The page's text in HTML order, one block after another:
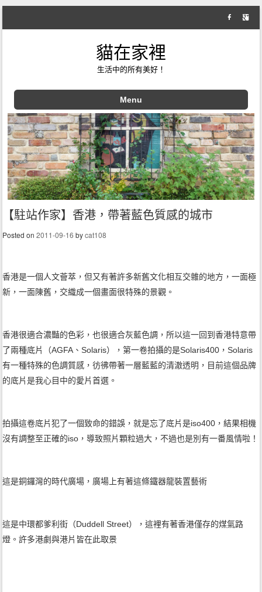
貓在家裡
生活中的所有美好！
Menu
Skip to content
【駐站作家】香港，帶著藍色質感的城市
Posted on2011-09-16 bycat108
香港是一個人文薈萃，但又有著許多新舊文化相互交雜的地方，一面極
新，一面陳舊，交織成一個畫面很特殊的景觀。
香港很適合濃豔的色彩，也很適合灰藍色調，所以這一回到香港特意帶
了兩種底片（AGFA、Solaris），第一卷拍攝的是Solaris400，Solaris
有一種特殊的色調質感，彷彿帶著一層藍藍的清澈透明，目前這個品牌
的底片是我心目中的愛片首選。
拍攝這卷底片犯了一個致命的錯誤，就是忘了底片是iso400，結果相機
沒有調整至正確的iso，導致照片顆粒過大，不過也是別有一番風情啦！
這是銅鑼灣的時代廣場，廣場上有著這條鐵器龍裝置藝術
這是中環都爹利街（Duddell Street），這裡有著香港僅存的煤氣路
燈。許多港劇與港片皆在此取景